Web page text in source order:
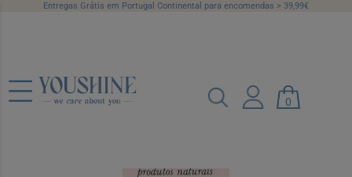
Entregas Grátis em Portugal Continental para encomendas > 39,99€
0
Bioarga Caps Acerola C X40 cáps(s)